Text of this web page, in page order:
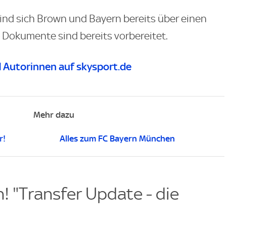
sich Brown und Bayern bereits über einen
Dokumente sind bereits vorbereitet.
Autorinnen auf skysport.de
Mehr dazu
Alles zum FC Bayern München
"Transfer Update - die